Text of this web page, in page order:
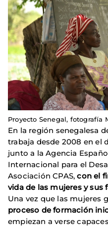
Proyecto Senegal, fotografía
En la región senegalesa
trabaja desde 2008 en el
junto a la Agencia
Internacional para el
Asociación CPAS,con el
vida de las mujeres y sus
Una vez que las mujeres
proceso de formación
empiezan a verse